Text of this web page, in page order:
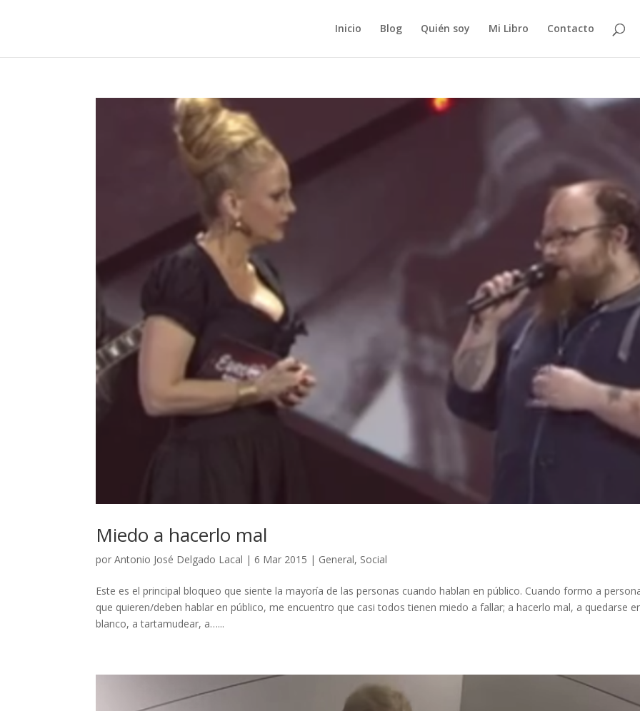
Inicio Blog Quién soy Mi Libro Contacto
Miedo a hacerlo mal
porAntonio José Delgado Lacal |6 Mar 2015 | General, Social
Este es el principal bloqueo que siente la mayoría de las personas cuando hablan en público. Cuando formo a
que quieren/deben hablar en público, me encuentro que casi todos tienen miedo a fallar; a hacerlo mal, a quedarse
blanco, a tartamudear, a…...